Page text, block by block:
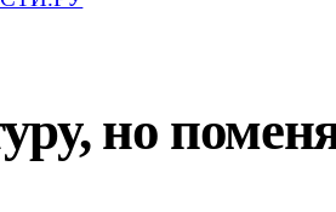
но